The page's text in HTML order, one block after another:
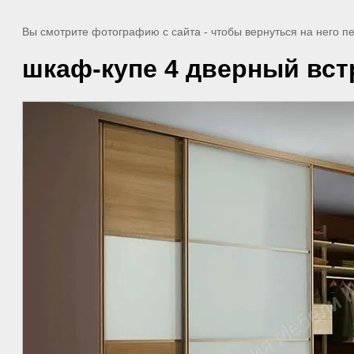
Вы смотрите фотографию с сайта - чтобы вернуться на него
шкаф-купе 4 дверный